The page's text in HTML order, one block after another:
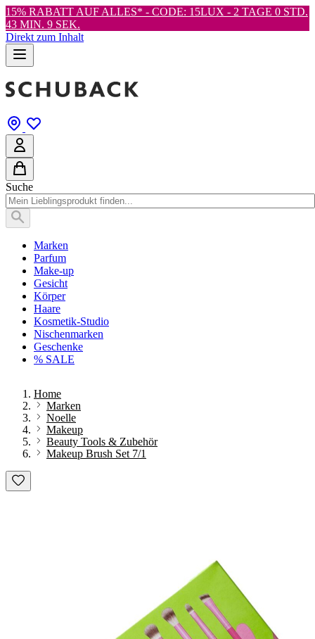
15% RABATT AUF ALLES* - CODE: 15LUX - 2 TAGE 0 STD.
43 MIN. 7 SEK.
Direkt zum Inhalt
Suche
Marken
Parfum
Make-up
Gesicht
Körper
Haare
Kosmetik-Studio
Nischenmarken
Geschenke
% SALE
Home
Marken
Noelle
Makeup
Beauty Tools & Zubehör
Makeup Brush Set 7/1